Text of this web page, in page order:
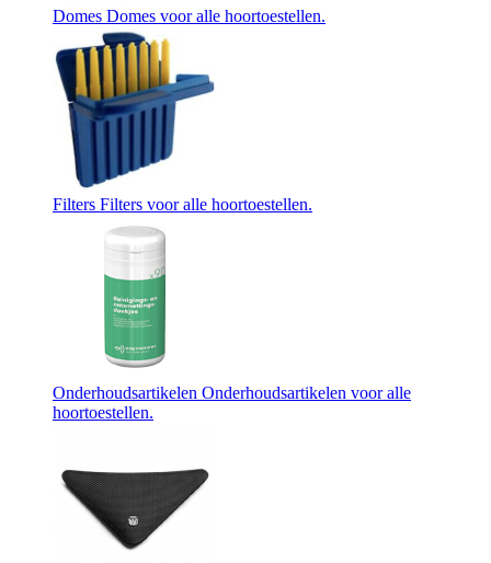
Domes Domes voor alle hoortoestellen.
Filters Filters voor alle hoortoestellen.
Onderhoudsartikelen Onderhoudsartikelen voor alle
hoortoestellen.